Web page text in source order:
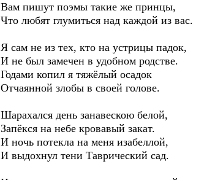
Вам пишут поэмы такие же принцы,
Что любят глумиться над каждой из вас.
Я сам не из тех, кто на устрицы падок,
И не был замечен в удобном родстве.
Годами копил я тяжёлый осадок
Отчаянной злобы в своей голове.
Шарахался день занавескою белой,
Запёкся на небе кровавый закат.
И ночь потекла на меня изабеллой,
И выдохнул тени Таврический сад.